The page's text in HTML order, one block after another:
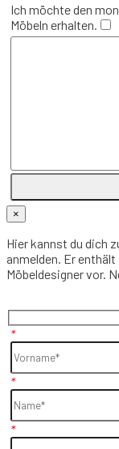
Ich möchte den
Möbeln erhalten.
×
Hier kannst du dich
anmelden. Er
Möbeldesigner vor.
*
*
*